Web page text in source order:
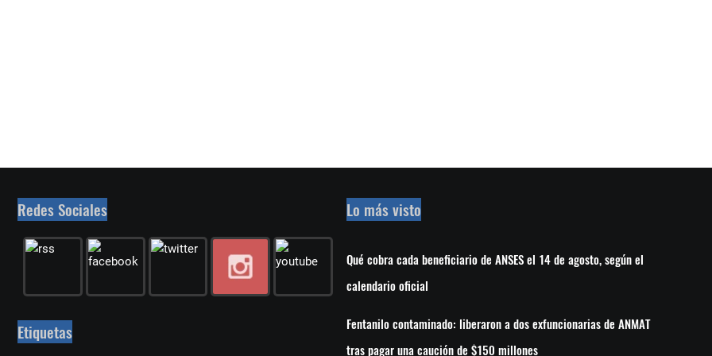
Redes Sociales
Etiquetas
Lo más visto
Qué cobra cada beneficiario de ANSES el 14 de agosto, según el
calendario oficial
Fentanilo contaminado: liberaron a dos exfuncionarias de ANMAT
tras pagar una caución de $150 millones